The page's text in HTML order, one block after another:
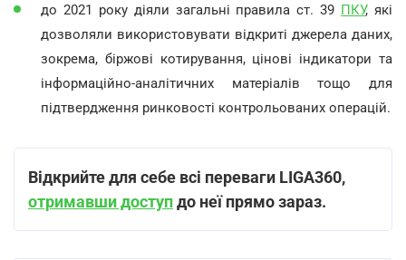
до 2021 року діяли загальні правила ст. 39 ПКУ, які
дозволяли використовувати відкриті джерела даних,
зокрема, біржові котирування, цінові індикатори та
інформаційно-аналітичних матеріалів тощо для
підтвердження ринковості контрольованих операцій.
Відкрийте для себе всі переваги LIGA360,
отримавши доступдо неї прямо зараз.